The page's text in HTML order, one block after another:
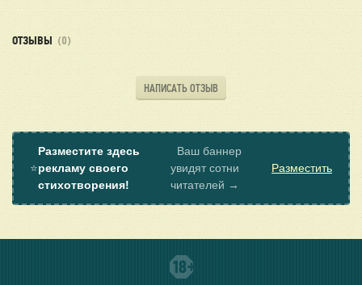
ОТЗЫВЫ (0)
НАПИСАТЬ ОТЗЫВ
⭐
Разместите здесь
рекламу своего
стихотворения!
Ваш баннер
увидят сотни
читателей →
Разместить